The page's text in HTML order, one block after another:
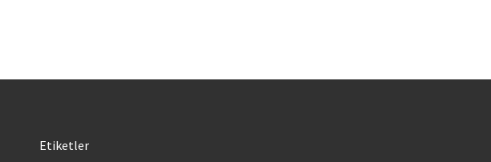
Etiketler